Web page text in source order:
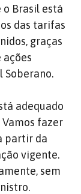
o Brasil está
das tarifas
graças
Soberano.
adequado
Vamos fazer
partir da
vigente.
sem